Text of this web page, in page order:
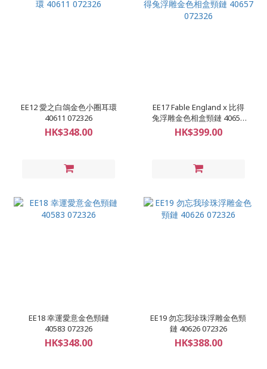
EE12 愛之白鴿金色小圈耳環
40611 072326
HK$348.00
EE17 Fable England x 比得
兔浮雕金色相盒頸鏈 40657
072326
HK$399.00
EE18 幸運愛意金色頸鏈
40583 072326
HK$348.00
EE19 勿忘我珍珠浮雕金色頸
鏈 40626 072326
HK$388.00